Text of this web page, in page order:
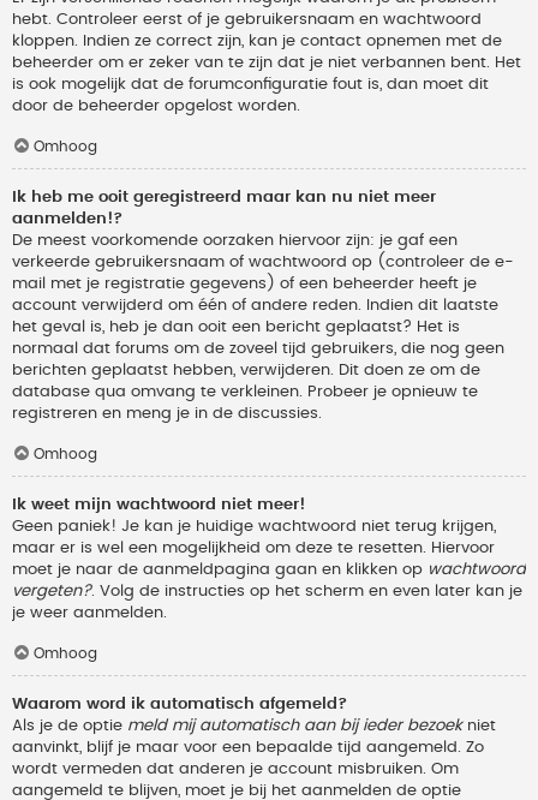
hebt. Controleer eerst of je gebruikersnaam en wachtwoord
kloppen. Indien ze correct zijn, kan je contact opnemen met de
beheerder om er zeker van te zijn dat je niet verbannen bent. Het
is ook mogelijk dat de forumconfiguratie fout is, dan moet dit
door de beheerder opgelost worden.
Omhoog
Ik heb me ooit geregistreerd maar kan nu niet meer
aanmelden!?
De meest voorkomende oorzaken hiervoor zijn: je gaf een
verkeerde gebruikersnaam of wachtwoord op (controleer de e-
mail met je registratie gegevens) of een beheerder heeft je
account verwijderd om één of andere reden. Indien dit laatste
het geval is, heb je dan ooit een bericht geplaatst? Het is
normaal dat forums om de zoveel tijd gebruikers, die nog geen
berichten geplaatst hebben, verwijderen. Dit doen ze om de
database qua omvang te verkleinen. Probeer je opnieuw te
registreren en meng je in de discussies.
Omhoog
Ik weet mijn wachtwoord niet meer!
Geen paniek! Je kan je huidige wachtwoord niet terug krijgen,
maar er is wel een mogelijkheid om deze te resetten. Hiervoor
moet je naar de aanmeldpagina gaan en klikken op wachtwoord
vergeten?. Volg de instructies op het scherm en even later kan je
je weer aanmelden.
Omhoog
Waarom word ik automatisch afgemeld?
Als je de optie meld mij automatisch aan bij ieder bezoekniet
aanvinkt, blijf je maar voor een bepaalde tijd aangemeld. Zo
wordt vermeden dat anderen je account misbruiken. Om
aangemeld te blijven, moet je bij het aanmelden de optie